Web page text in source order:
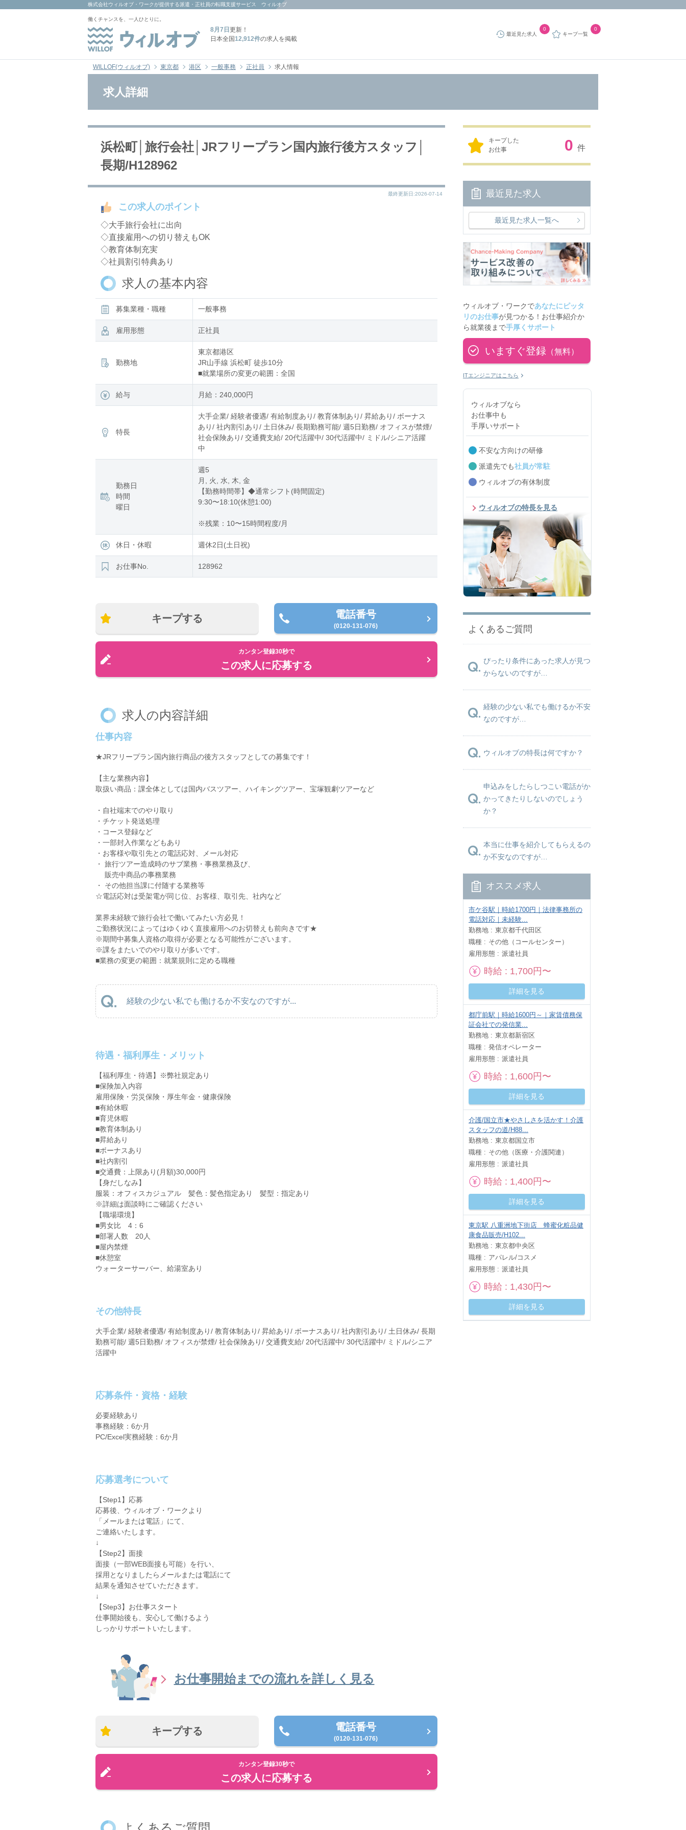
株式会社ウィルオブ・ワーク が提供する派遣・正社員の転職支援サービス ウィルオブ
働くチャンスを、一人ひとりに。
8月7日 更新！
日本全国12,912件の求人を掲載
最近見た求人
0
キープ一覧
0
WILLOF(ウィルオブ) 東京都 港区 一般事務 正社員 求人情報
求人詳細
浜松町│旅行会社│JRフリープラン国内旅行後方スタッフ│
長期/H128962
最終更新日:2026-07-14
この求人のポイント
◇大手旅行会社に出向
◇直接雇用への切り替えもOK
◇教育体制充実
◇社員割引特典あり
求人の基本内容
募集業種・職種 一般事務
雇用形態 正社員
勤務地
東京都港区
JR山手線 浜松町 徒歩10分
■就業場所の変更の範囲：全国
給与 月給：240,000円
特長
大手企業/ 経験者優遇/ 有給制度あり/ 教育体制あり/ 昇給あり/ ボーナス
あり/ 社内割引あり/ 土日休み/ 長期勤務可能/ 週5日勤務/ オフィスが禁煙/
社会保険あり/ 交通費支給/ 20代活躍中/ 30代活躍中/ ミドル/シニア活躍
中
勤務日
時間
曜日
週5
月, 火, 水, 木, 金
【勤務時間帯】◆通常シフト(時間固定)
9:30〜18:10(休憩1:00)
※残業：10〜15時間程度/月
休日・休暇 週休2日(土日祝)
お仕事No. 128962
キープする 電話番号
(0120-131-076)
カンタン登録30秒で
この求人に応募する
求人の内容詳細
仕事内容
★JRフリープラン国内旅行商品の後方スタッフとしての募集です！
【主な業務内容】
取扱い商品：課全体としては国内バスツアー、ハイキングツアー、宝塚観劇ツアーなど
・自社端末でのやり取り
・チケット発送処理
・コース登録など
・一部封入作業などもあり
・お客様や取引先との電話応対、メール対応
・ 旅行ツアー造成時のサブ業務・事務業務及び、
販売中商品の事務業務
・ その他担当課に付随する業務等
☆電話応対は受架電が同じ位、お客様、取引先、社内など
業界未経験で旅行会社で働いてみたい方必見！
ご勤務状況によってはゆくゆく直接雇用へのお切替えも前向きです★
※期間中募集人資格の取得が必要となる可能性がございます。
※課をまたいでのやり取りが多いです。
■業務の変更の範囲：就業規則に定める職種
経験の少ない私でも働けるか不安なのですが...
待遇・福利厚生・メリット
【福利厚生・待遇】※弊社規定あり
■保険加入内容
雇用保険・労災保険・厚生年金・健康保険
■有給休暇
■育児休暇
■教育体制あり
■昇給あり
■ボーナスあり
■社内割引
■交通費：上限あり(月額)30,000円
【身だしなみ】
服装：オフィスカジュアル 髪色：髪色指定あり 髪型：指定あり
※詳細は面談時にご確認ください
【職場環境】
■男女比 4：6
■部署人数 20人
■屋内禁煙
■休憩室
ウォーターサーバー、給湯室あり
その他特長
大手企業/ 経験者優遇/ 有給制度あり/ 教育体制あり/ 昇給あり/ ボーナスあり/ 社内割引あり/ 土日休み/ 長期
勤務可能/ 週5日勤務/ オフィスが禁煙/ 社会保険あり/ 交通費支給/ 20代活躍中/ 30代活躍中/ ミドル/シニア
活躍中
応募条件・資格・経験
必要経験あり
事務経験：6か月
PC/Excel実務経験：6か月
応募選考について
【Step1】応募
応募後、ウィルオブ・ワークより
「メールまたは電話」にて、
ご連絡いたします。
↓
【Step2】面接
面接（一部WEB面接も可能）を行い、
採用となりましたらメールまたは電話にて
結果を通知させていただきます。
↓
【Step3】お仕事スタート
仕事開始後も、安心して働けるよう
しっかりサポートいたします。
お仕事開始までの流れを詳しく見る
キープする 電話番号
(0120-131-076)
カンタン登録30秒で
この求人に応募する
キープした
お仕事
0 件
最近見た求人
最近見た求人一覧へ
ウィルオブ・ワークであなたにピッタ
リのお仕事が見つかる！お仕事紹介か
ら就業後まで手厚くサポート
いますぐ登録 （無料）
ITエンジニアはこちら
ウィルオブなら
お仕事中も
手厚いサポート
不安な方向けの研修
派遣先でも社員が常駐
ウィルオブの有休制度
ウィルオブの特長を見る
よくあるご質問
ぴったり条件にあった求人が見つ
からないのですが…
経験の少ない私でも働けるか不安
なのですが…
ウィルオブの特長は何ですか？
申込みをしたらしつこい電話がか
かってきたりしないのでしょう
か？
本当に仕事を紹介してもらえるの
か不安なのですが…
オススメ求人
市ケ谷駅｜時給1700円｜法律事務所の
電話対応｜未経験...
勤務地
東京都千代田区
職種
その他（コールセンター）
雇用形態
派遣社員
時給 1,700円〜
詳細を見る
都庁前駅｜時給1600円～｜家賃債務保
証会社での発信業...
勤務地
東京都新宿区
職種
発信オペレーター
雇用形態
派遣社員
時給 1,600円〜
詳細を見る
介護/国立市★やさしさを活かす！介護
スタッフの道/H88...
勤務地
東京都国立市
職種
その他（医療・介護関連）
雇用形態
派遣社員
時給 1,400円〜
詳細を見る
東京駅 八重洲地下街店 蜂蜜化粧品健
康食品販売/H102...
勤務地
東京都中央区
職種
アパレル/コスメ
雇用形態
派遣社員
時給 1,430円〜
詳細を見る